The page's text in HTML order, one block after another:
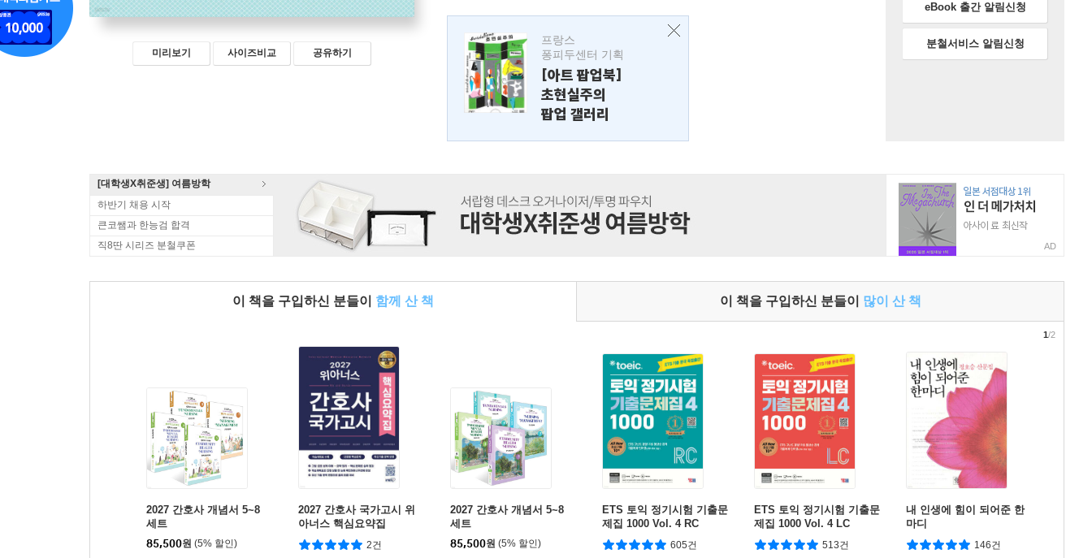
미리보기 사이즈비교 공유하기
프랑스
퐁피두센터 기획
[아트 팝업북]
초현실주의
팝업 갤러리
eBook 출간 알림신청
분철서비스 알림신청
[대학생X취준생] 여름방학
하반기 채용 시작
큰코쌤과 한능검 합격
직8딴 시리즈 분철쿠폰
AD
이 책을 구입하신 분들이 함께 산 책 이 책을 구입하신 분들이 많이 산 책
2027 간호사 개념서 5~8
세트
85,500원 (5% 할인)
2027 간호사 국가고시 위
아너스 핵심요약집
2건
2027 간호사 개념서 5~8
세트
85,500원 (5% 할인)
ETS 토익 정기시험 기출문
제집 1000 Vol. 4 RC
605건
ETS 토익 정기시험 기출문
제집 1000 Vol. 4 LC
513건
내 인생에 힘이 되어준 한
마디
146건
1/2